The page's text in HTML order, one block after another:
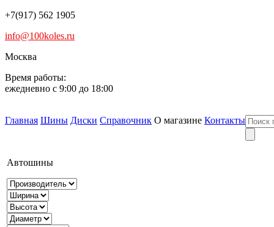
+7(917) 562 1905
info@100koles.ru
Москва
Время работы:
ежедневно с 9:00 до 18:00
Главная Шины Диски Справочник О магазине Контакты
Автошины